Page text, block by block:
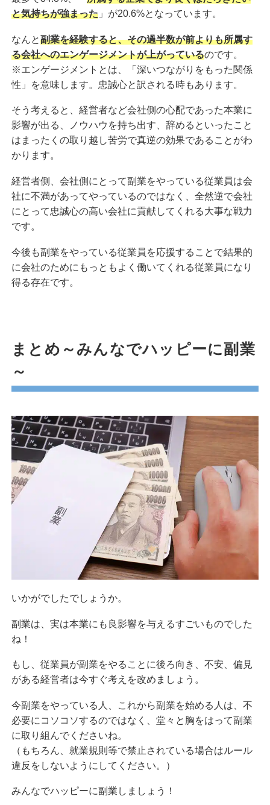
と気持ちが強まった 」が20.6%となっています。
なんと副業を経験すると、その過半数が前よりも所属す
る会社へのエンゲージメントが上がっているのです。
※エンゲージメントとは、「深いつながりをもった関係
性」を意味します。忠誠心と訳される時もあります。
そう考えると、経営者など会社側の心配であった本業に
影響が出る、ノウハウを持ち出す、辞めるといったこと
はまったくの取り越し苦労で真逆の効果であることがわ
かります。
経営者側、会社側にとって副業をやっている従業員は会
社に不満があってやっているのではなく、全然逆で会社
にとって忠誠心の高い会社に貢献してくれる大事な戦力
です。
今後も副業をやっている従業員を応援することで結果的
に会社のためにもっともよく働いてくれる従業員になり
得る存在です。
まとめ～みんなでハッピーに副業
～
いかがでしたでしょうか。
副業は、実は本業にも良影響を与えるすごいものでした
ね！
もし、従業員が副業をやることに後ろ向き、不安、偏見
がある経営者は今すぐ考えを改めましょう。
今副業をやっている人、これから副業を始める人は、不
必要にコソコソするのではなく、堂々と胸をはって副業
に取り組んでくださいね。
（もちろん、就業規則等で禁止されている場合はルール
違反をしないようにしてください。）
みんなでハッピーに副業しましょう！